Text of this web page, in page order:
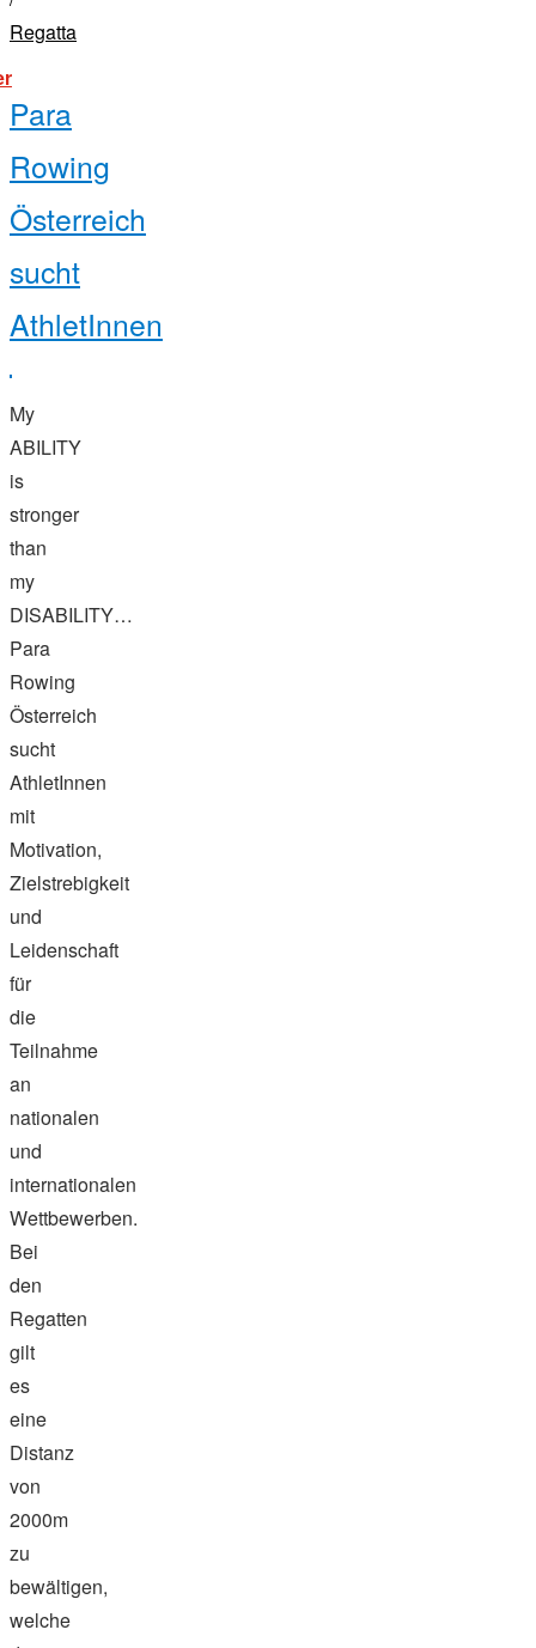
Regatta
"2018
world
rowing
cup
ii"
Para
Rowing
Österreich
sucht
AthletInnen
My
ABILITY
is
stronger
than
my
DISABILITY…
Para
Rowing
Österreich
sucht
AthletInnen
mit
Motivation,
Zielstrebigkeit
und
Leidenschaft
für
die
Teilnahme
an
nationalen
und
internationalen
Wettbewerben.
Bei
den
Regatten
gilt
es
eine
Distanz
von
2000m
zu
bewältigen,
welche